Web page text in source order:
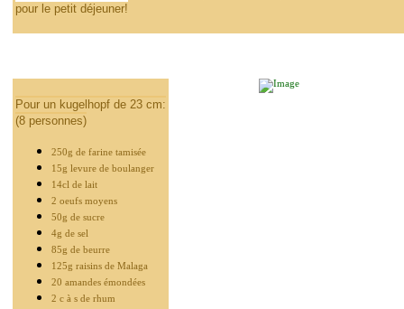
pour le petit déjeuner!
Pour un kugelhopf de 23 cm:
(8 personnes)
250g de farine tamisée
15g levure de boulanger
14cl de lait
2 oeufs moyens
50g de sucre
4g de sel
85g de beurre
125g raisins de Malaga
20 amandes émondées
2 c à s de rhum